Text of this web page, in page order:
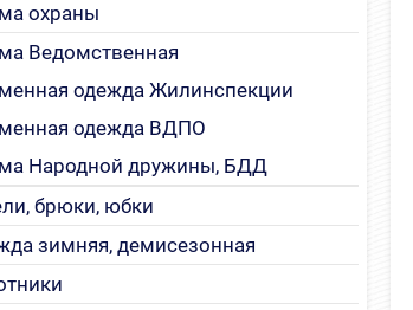
охраны
Ведомственная
одежда Жилинспекции
одежда ВДПО
Народной дружины, БДД
брюки, юбки
зимняя, демисезонная